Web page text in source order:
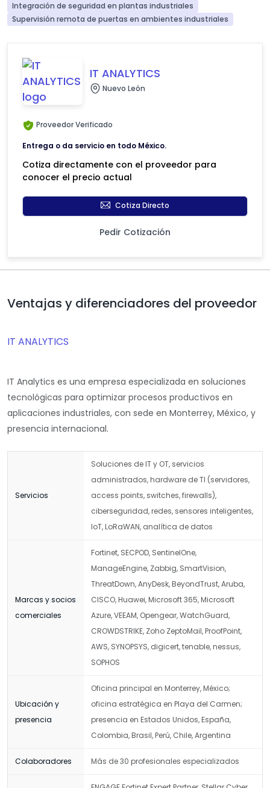
Integración de seguridad en plantas industriales
Supervisión remota de puertas en ambientes industriales
IT ANALYTICS
Nuevo León
Proveedor Verificado
Entrega o da servicio en todo México.
Cotiza directamente con el proveedor para
conocer el precio actual
Cotiza Directo
Pedir Cotización
Ventajas y diferenciadores del proveedor
IT ANALYTICS
IT Analytics es una empresa especializada en soluciones
tecnológicas para optimizar procesos productivos en
aplicaciones industriales, con sede en Monterrey, México, y
presencia internacional.
Servicios
Soluciones de IT y OT, servicios
administrados, hardware de TI (servidores,
access points, switches, firewalls),
ciberseguridad, redes, sensores inteligentes,
IoT, LoRaWAN, analítica de datos
Marcas y socios
comerciales
Fortinet, SECPOD, SentinelOne,
ManageEngine, Zabbig, SmartVision,
ThreatDown, AnyDesk, BeyondTrust, Aruba,
CISCO, Huawei, Microsoft 365, Microsoft
Azure, VEEAM, Opengear, WatchGuard,
CROWDSTRIKE, Zoho ZeptoMail, ProofPoint,
AWS, SYNOPSYS, digicert, tenable, nessus,
SOPHOS
Ubicación y
presencia
Oficina principal en Monterrey, México;
oficina estratégica en Playa del Carmen;
presencia en Estados Unidos, España,
Colombia, Brasil, Perú, Chile, Argentina
Colaboradores Más de 30 profesionales especializados